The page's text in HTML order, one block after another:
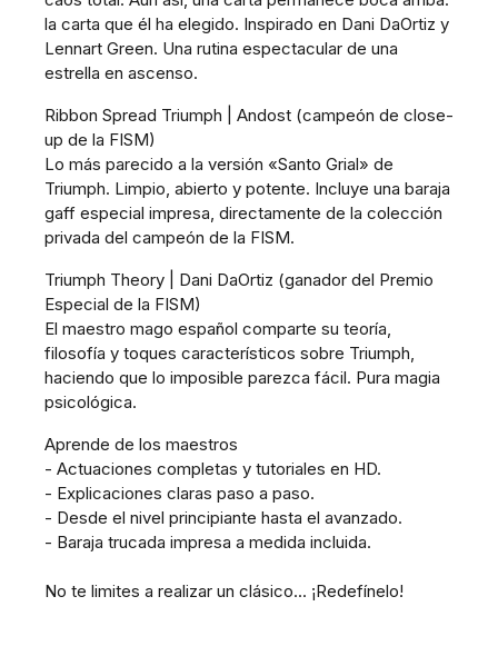
la carta que él ha elegido. Inspirado en Dani DaOrtiz y
Lennart Green. Una rutina espectacular de una
estrella en ascenso.
Ribbon Spread Triumph | Andost (campeón de close-
up de la FISM)
Lo más parecido a la versión «Santo Grial» de
Triumph. Limpio, abierto y potente. Incluye una baraja
gaff especial impresa, directamente de la colección
privada del campeón de la FISM.
Triumph Theory | Dani DaOrtiz (ganador del Premio
Especial de la FISM)
El maestro mago español comparte su teoría,
filosofía y toques característicos sobre Triumph,
haciendo que lo imposible parezca fácil. Pura magia
psicológica.
Aprende de los maestros
- Actuaciones completas y tutoriales en HD.
- Explicaciones claras paso a paso.
- Desde el nivel principiante hasta el avanzado.
- Baraja trucada impresa a medida incluida.
No te limites a realizar un clásico... ¡Redefínelo!